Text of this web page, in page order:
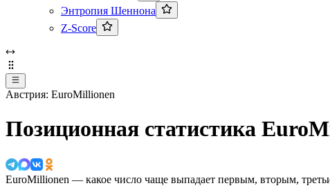
Энтропия Шеннона
Z-Score
Австрия: EuroMillionen
Позиционная статистика
EuroMillionen — какое число чаще выпадает первым, вторым,